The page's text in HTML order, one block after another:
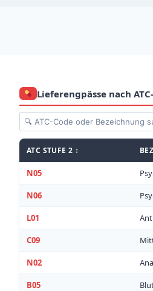
Lieferengpässe nach
ATC STUFE 2 ↕
N05
N06
L01
C09
N02
B05